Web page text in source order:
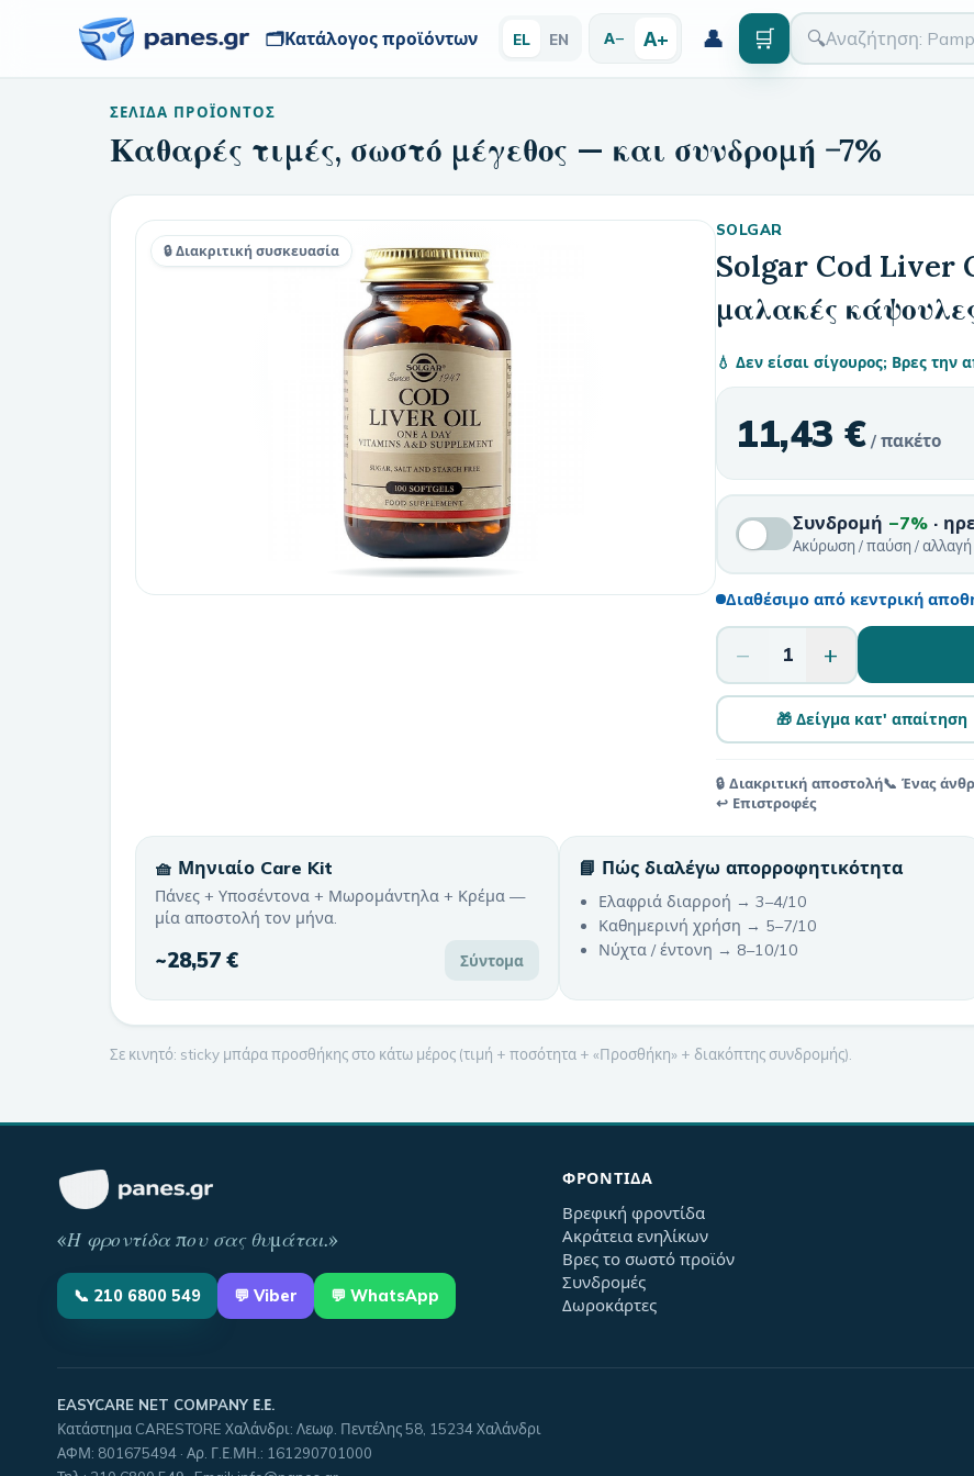
🔍
🗂️Κατάλογος προϊόντων EL EN Α− Α+ 👤 🛒
ΣΕΛΊΔΑ ΠΡΟΪΌΝΤΟΣ
Καθαρές τιμές, σωστό μέγεθος — και συνδρομή −7%
🔒 Διακριτική συσκευασία
SOLGAR
Solgar Cod Liver
μαλακές
💧 Δεν είσαι σίγουρος; Βρες την
11,43 € / πακέτο
Συνδρομή −7%·
Ακύρωση / παύση / αλλαγή
Διαθέσιμο από κεντρική
− 1 +
🎁 Δείγμα κατ' απαίτηση
🔒 Διακριτική αποστολή📞 Ένας
↩️ Επιστροφές
🧺 Μηνιαίο Care Kit
Πάνες + Υποσέντονα + Μωρομάντηλα + Κρέμα —
μία αποστολή τον μήνα.
~28,57 € Σύντομα
📘 Πώς διαλέγω απορροφητικότητα
Ελαφριά διαρροή → 3–4/10
Καθημερινή χρήση → 5–7/10
Νύχτα / έντονη → 8–10/10
Σε κινητό: sticky μπάρα προσθήκης στο κάτω μέρος (τιμή + ποσότητα + «Προσθήκη» + διακόπτης συνδρομής).
«Η φροντίδα που σας θυμάται.»
📞 210 6800 549 💬 Viber 💬 WhatsApp
ΦΡΟΝΤΊΔΑ
Βρεφική φροντίδα
Ακράτεια ενηλίκων
Βρες το σωστό προϊόν
Συνδρομές
Δωροκάρτες
EASYCARE NET COMPANY Ε.Ε.
Κατάστημα CARESTORE Χαλάνδρι: Λεωφ. Πεντέλης 58, 15234 Χαλάνδρι
ΑΦΜ: 801675494 · Αρ. Γ.Ε.ΜΗ.: 161290701000